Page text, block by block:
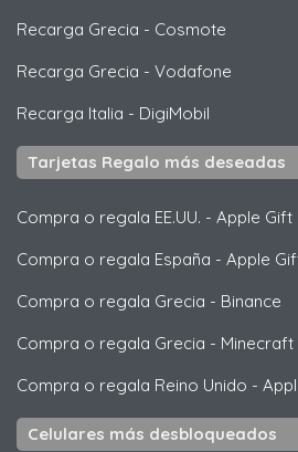
Recarga Grecia - Cosmote
Recarga Grecia - Vodafone
Recarga Italia - DigiMobil
Tarjetas Regalo más deseadas
Compra o regala EE.UU. - Apple Gift
Compra o regala España - Apple
Compra o regala Grecia - Binance
Compra o regala Grecia - Minecraft
Compra o regala Reino Unido -
Celulares más desbloqueados